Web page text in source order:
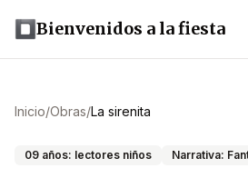
Bienvenidos a la fiesta
Inicio/Obras/La sirenita
09 años: lectores niños Narrativa: